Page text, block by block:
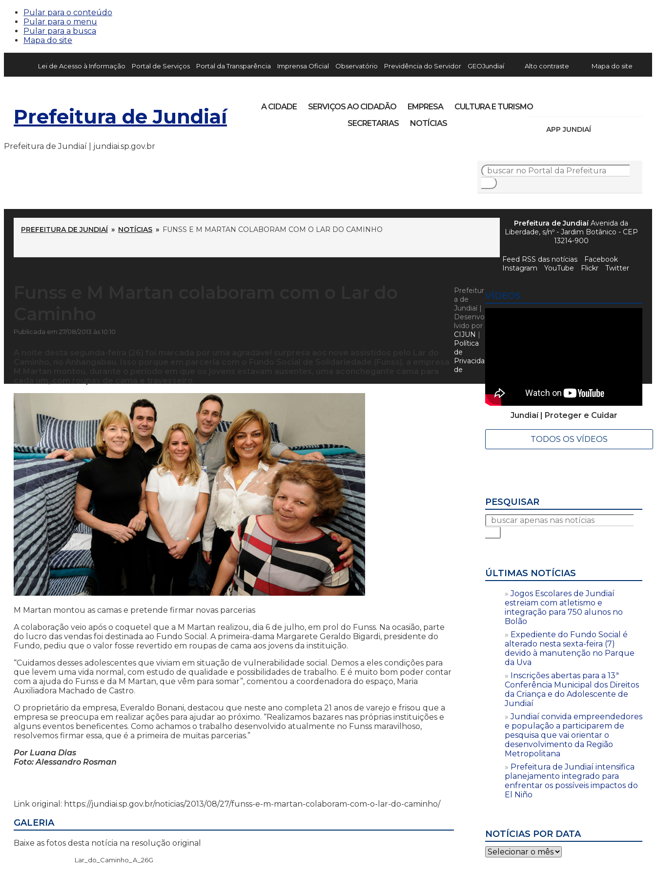
Pular para o conteúdo
Pular para o menu
Pular para a busca
Mapa do site
Lei de Acesso à Informação Portal de Serviços Portal da Transparência Imprensa Oficial Observatório Previdência do Servidor GEOJundiaí Alto contraste Mapa do site
Prefeitura de Jundiaí
APP JUNDIAÍ
A CIDADE SERVIÇOS AO CIDADÃO EMPRESA
CULTURA E TURISMO
SECRETARIAS
NOTÍCIAS
Prefeitura de Jundiaí | jundiai.sp.gov.br
PREFEITURA DE JUNDIAÍ » NOTÍCIAS » FUNSS E M MARTAN COLABORAM COM O LAR DO CAMINHO
Publicada em 27/08/2013 às 10:10
M Martan montou as camas e pretende firmar novas parcerias
A colaboração veio após o coquetel que a M Martan realizou, dia 6 de julho, em prol do Funss. Na ocasião, parte
do lucro das vendas foi destinada ao Fundo Social. A primeira-dama Margarete Geraldo Bigardi, presidente do
Fundo, pediu que o valor fosse revertido em roupas de cama aos jovens da instituição.
“Cuidamos desses adolescentes que viviam em situação de vulnerabilidade social. Demos a eles condições para
que levem uma vida normal, com estudo de qualidade e possibilidades de trabalho. E é muito bom poder contar
com a ajuda do Funss e da M Martan, que vêm para somar”, comentou a coordenadora do espaço, Maria
Auxiliadora Machado de Castro.
O proprietário da empresa, Everaldo Bonani, destacou que neste ano completa 21 anos de varejo e frisou que a
empresa se preocupa em realizar ações para ajudar ao próximo. “Realizamos bazares nas próprias instituições e
alguns eventos beneficentes. Como achamos o trabalho desenvolvido atualmente no Funss maravilhoso,
resolvemos firmar essa, que é a primeira de muitas parcerias.”
Por Luana Dias
Foto: Alessandro Rosman
Link original: https://jundiai.sp.gov.br/noticias/2013/08/27/funss-e-m-martan-colaboram-com-o-lar-do-caminho/
GALERIA
Baixe as fotos desta notícia na resolução original
Lar_do_Caminho_A_26G
VÍDEOS
Jundiaí | Proteger e Cuidar
TODOS OS VÍDEOS
PESQUISAR
ÚLTIMAS NOTÍCIAS
Jogos Escolares de Jundiaí
estreiam com atletismo e
integração para 750 alunos no
Bolão
Expediente do Fundo Social é
alterado nesta sexta-feira (7)
devido à manutenção no Parque
da Uva
Inscrições abertas para a 13ª
Conferência Municipal dos Direitos
da Criança e do Adolescente de
Jundiaí
Jundiaí convida empreendedores
e população a participarem de
pesquisa que vai orientar o
desenvolvimento da Região
Metropolitana
Prefeitura de Jundiaí intensifica
planejamento integrado para
enfrentar os possíveis impactos do
El Niño
NOTÍCIAS POR DATA
Notícias
por
Prefeitura de JundiaíAvenida da
Liberdade, s/nº - Jardim Botânico - CEP
13214-900
Feed RSS das notícias
Facebook
Instagram
YouTube Flickr Twitter
Prefeitur
a de
Jundiaí |
Desenvo
lvido por
CIJUN |
Política
de
Privacida
de